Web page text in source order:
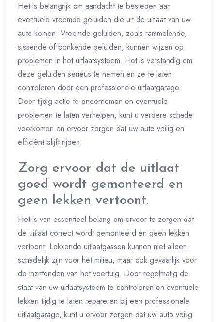
Het is belangrijk om aandacht te besteden aan
eventuele vreemde geluiden die uit de uitlaat van uw
auto komen. Vreemde geluiden, zoals rammelende,
sissende of bonkende geluiden, kunnen wijzen op
problemen in het uitlaatsysteem. Het is verstandig om
deze geluiden serieus te nemen en ze te laten
controleren door een professionele uitlaatgarage.
Door tijdig actie te ondernemen en eventuele
problemen te laten verhelpen, kunt u verdere schade
voorkomen en ervoor zorgen dat uw auto veilig en
efficiënt blijft rijden.
Zorg ervoor dat de uitlaat
goed wordt gemonteerd en
geen lekken vertoont.
Het is van essentieel belang om ervoor te zorgen dat
de uitlaat correct wordt gemonteerd en geen lekken
vertoont. Lekkende uitlaatgassen kunnen niet alleen
schadelijk zijn voor het milieu, maar ook gevaarlijk voor
de inzittenden van het voertuig. Door regelmatig de
staat van uw uitlaatsysteem te controleren en eventuele
lekken tijdig te laten repareren bij een professionele
uitlaatgarage, kunt u ervoor zorgen dat uw auto veilig